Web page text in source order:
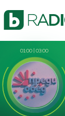
01:00 03:00